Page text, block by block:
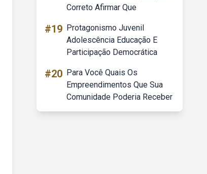
Correto Afirmar Que
#19 Protagonismo Juvenil
Adolescência Educação E
Participação Democrática
#20 Para Você Quais Os
Empreendimentos Que Sua
Comunidade Poderia Receber